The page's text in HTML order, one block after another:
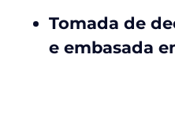
Tomada de
e embasada